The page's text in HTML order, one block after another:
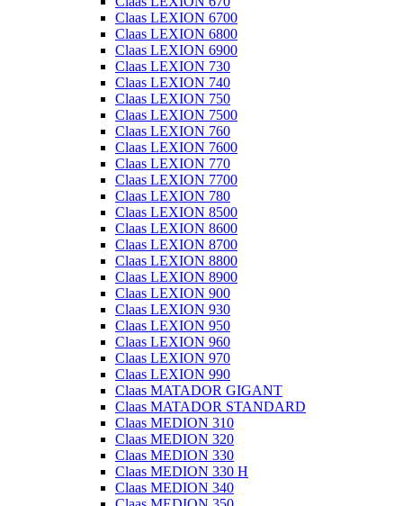
Claas LEXION 6700
Claas LEXION 6800
Claas LEXION 6900
Claas LEXION 730
Claas LEXION 740
Claas LEXION 750
Claas LEXION 7500
Claas LEXION 760
Claas LEXION 7600
Claas LEXION 770
Claas LEXION 7700
Claas LEXION 780
Claas LEXION 8500
Claas LEXION 8600
Claas LEXION 8700
Claas LEXION 8800
Claas LEXION 8900
Claas LEXION 900
Claas LEXION 930
Claas LEXION 950
Claas LEXION 960
Claas LEXION 970
Claas LEXION 990
Claas MATADOR GIGANT
Claas MATADOR STANDARD
Claas MEDION 310
Claas MEDION 320
Claas MEDION 330
Claas MEDION 330 H
Claas MEDION 340